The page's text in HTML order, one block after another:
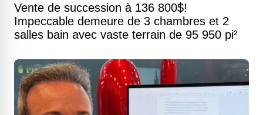
Vente de succession à 136 800$!
Impeccable demeure de 3 chambres et 2
salles bain avec vaste terrain de 95 950 pi²